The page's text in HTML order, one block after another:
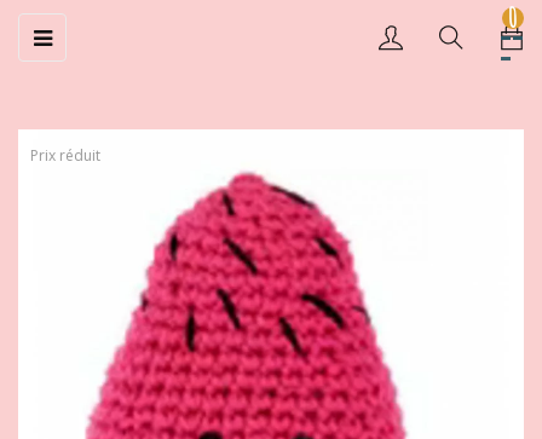
Basculer
la
☰
0
Prix réduit